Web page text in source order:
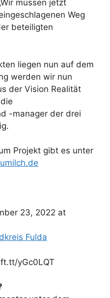
müssen jetzt
Weg
beteiligten
liegen nun auf dem
werden wir nun
der Vision Realität
-manager der drei
Projekt gibt es unter
23, 2022 at
Fulda
yGc0LQT